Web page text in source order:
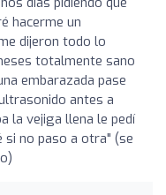
hacerme un
dijeron todo lo
totalmente sano
embarazada pase
antes a
la vejiga llena le pedí
si no paso a otra" (se